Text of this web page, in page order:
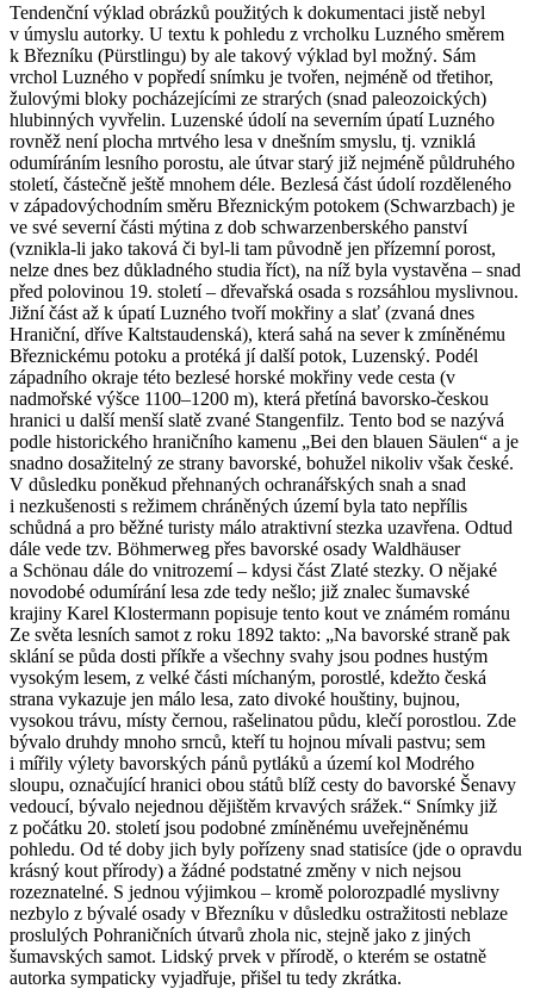
Tendenční výklad obrázků použitých k dokumentaci jistě nebyl
v úmyslu autorky. U textu k pohledu z vrcholku Luzného směrem
k Březníku (Pürstlingu) by ale takový výklad byl možný. Sám
vrchol Luzného v popředí snímku je tvořen, nejméně od třetihor,
žulovými bloky pocházejícími ze strarých (snad paleozoických)
hlubinných vyvřelin. Luzenské údolí na severním úpatí Luzného
rovněž není plocha mrtvého lesa v dnešním smyslu, tj. vzniklá
odumíráním lesního porostu, ale útvar starý již nejméně půldruhého
století, částečně ještě mnohem déle. Bezlesá část údolí rozděleného
v západovýchodním směru Březnickým potokem (Schwarzbach) je
ve své severní části mýtina z dob schwarzenberského panství
(vznikla-li jako taková či byl-li tam původně jen přízemní porost,
nelze dnes bez důkladného studia říct), na níž byla vystavěna – snad
před polovinou 19. století – dřevařská osada s rozsáhlou myslivnou.
Jižní část až k úpatí Luzného tvoří mokřiny a slať (zvaná dnes
Hraniční, dříve Kaltstaudenská), která sahá na sever k zmíněnému
Březnickému potoku a protéká jí další potok, Luzenský. Podél
západního okraje této bezlesé horské mokřiny vede cesta (v
nadmořské výšce 1100–1200 m), která přetíná bavorsko-českou
hranici u další menší slatě zvané Stangenfilz. Tento bod se nazývá
podle historického hraničního kamenu „Bei den blauen Säulen“ a je
snadno dosažitelný ze strany bavorské, bohužel nikoliv však české.
V důsledku poněkud přehnaných ochranářských snah a snad
i nezkušenosti s režimem chráněných území byla tato nepřílis
schůdná a pro běžné turisty málo atraktivní stezka uzavřena. Odtud
dále vede tzv. Böhmerweg přes bavorské osady Waldhäuser
a Schönau dále do vnitrozemí – kdysi část Zlaté stezky. O nějaké
novodobé odumírání lesa zde tedy nešlo; již znalec šumavské
krajiny Karel Klostermann popisuje tento kout ve známém románu
Ze světa lesních samot z roku 1892 takto: „Na bavorské straně pak
sklání se půda dosti příkře a všechny svahy jsou podnes hustým
vysokým lesem, z velké části míchaným, porostlé, kdežto česká
strana vykazuje jen málo lesa, zato divoké houštiny, bujnou,
vysokou trávu, místy černou, rašelinatou půdu, klečí porostlou. Zde
bývalo druhdy mnoho srnců, kteří tu hojnou mívali pastvu; sem
i mířily výlety bavorských pánů pytláků a území kol Modrého
sloupu, označující hranici obou států blíž cesty do bavorské Šenavy
vedoucí, bývalo nejednou dějištěm krvavých srážek.“ Snímky již
z počátku 20. století jsou podobné zmíněnému uveřejněnému
pohledu. Od té doby jich byly pořízeny snad statisíce (jde o opravdu
krásný kout přírody) a žádné podstatné změny v nich nejsou
rozeznatelné. S jednou výjimkou – kromě polorozpadlé myslivny
nezbylo z bývalé osady v Březníku v důsledku ostražitosti neblaze
proslulých Pohraničních útvarů zhola nic, stejně jako z jiných
šumavských samot. Lidský prvek v přírodě, o kterém se ostatně
autorka sympaticky vyjadřuje, přišel tu tedy zkrátka.